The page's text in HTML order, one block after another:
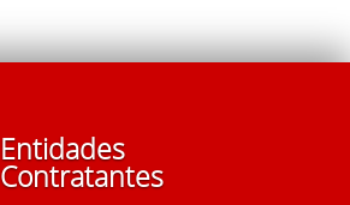
Entidades
Contratantes